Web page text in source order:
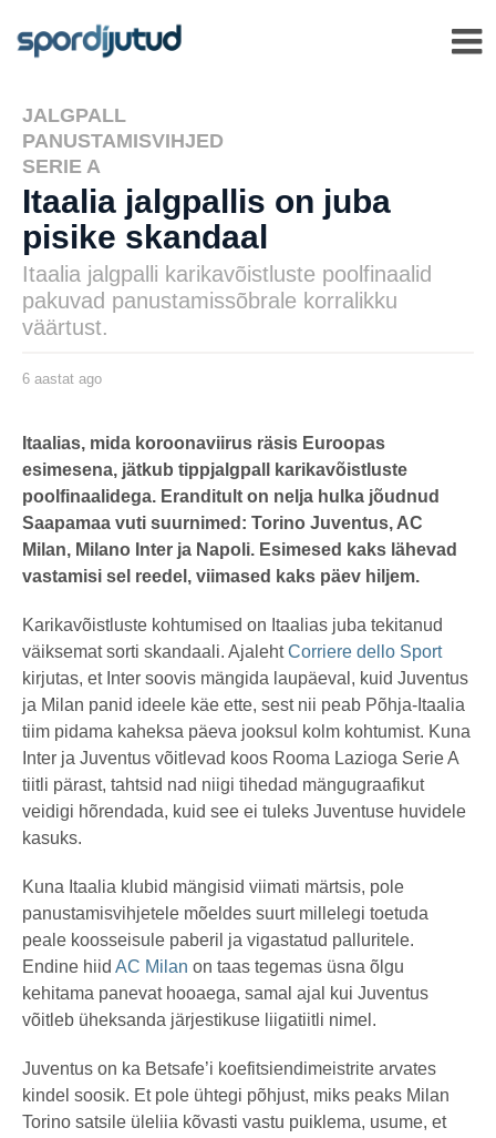
JALGPALL
PANUSTAMISVIHJED
SERIE A
Itaalia jalgpallis on juba
pisike skandaal
Itaalia jalgpalli karikavõistluste poolfinaalid
pakuvad panustamissõbrale korralikku
väärtust.
henryl
6 aastat ago
t
t
a
g
o
Itaalias, mida koroonaviirus räsis Euroopas
esimesena, jätkub tippjalgpall karikavõistluste
poolfinaalidega. Eranditult on nelja hulka jõudnud
Saapamaa vuti suurnimed: Torino Juventus, AC
Milan, Milano Inter ja Napoli. Esimesed kaks lähevad
vastamisi sel reedel, viimased kaks päev hiljem.
Karikavõistluste kohtumised on Itaalias juba tekitanud
väiksemat sorti skandaali. AjalehtCorriere dello Sport
kirjutas, et Inter soovis mängida laupäeval, kuid Juventus
ja Milan panid ideele käe ette, sest nii peab Põhja-Itaalia
tiim pidama kaheksa päeva jooksul kolm kohtumist. Kuna
Inter ja Juventus võitlevad koos Rooma Lazioga Serie A
tiitli pärast, tahtsid nad niigi tihedad mängugraafikut
veidigi hõrendada, kuid see ei tuleks Juventuse huvidele
kasuks.
Kuna Itaalia klubid mängisid viimati märtsis, pole
panustamisvihjetele mõeldes suurt millelegi toetuda
peale koosseisule paberil ja vigastatud palluritele.
Endine hiid AC Milan on taas tegemas üsna õlgu
kehitama panevat hooaega, samal ajal kui Juventus
võitleb üheksanda järjestikuse liigatiitli nimel.
Juventus on ka Betsafe’i koefitsiendimeistrite arvates
kindel soosik. Et pole ühtegi põhjust, miks peaks Milan
Torino satsile üleliia kõvasti vastu puiklema, usume, et